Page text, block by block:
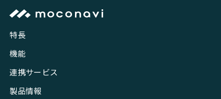
特長
機能
連携サービス
製品情報